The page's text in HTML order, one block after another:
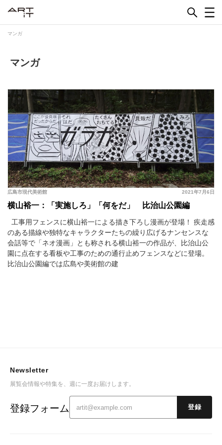
マンガ
マンガ
2021年7月6日
広島市現代美術館
横山裕一：「実施しろ」「何をだ」 比治山公園編
工事用フェンスに横山裕一による描き下ろし漫画が登場！ 疾走感
のある描線や独特なキャラクターたちの繰り広げるナンセンスな
会話等で「ネオ漫画」とも称される横山裕一の作品が、比治山公
園に点在する看板や工事のための通行止めフェンスなどに登場。
比治山公園編では広島や美術館の建
Newsletter
展覧会情報や特集を、週に一度お届けします。
登録フォーム 登録